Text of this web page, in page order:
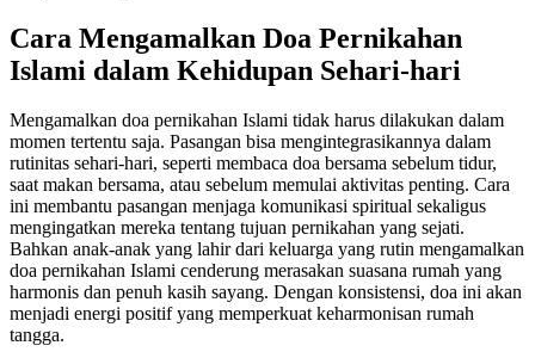
Cara Mengamalkan Doa Pernikahan
Islami dalam Kehidupan Sehari-hari
Mengamalkan doa pernikahan Islami tidak harus dilakukan dalam
momen tertentu saja. Pasangan bisa mengintegrasikannya dalam
rutinitas sehari-hari, seperti membaca doa bersama sebelum tidur,
saat makan bersama, atau sebelum memulai aktivitas penting. Cara
ini membantu pasangan menjaga komunikasi spiritual sekaligus
mengingatkan mereka tentang tujuan pernikahan yang sejati.
Bahkan anak-anak yang lahir dari keluarga yang rutin mengamalkan
doa pernikahan Islami cenderung merasakan suasana rumah yang
harmonis dan penuh kasih sayang. Dengan konsistensi, doa ini akan
menjadi energi positif yang memperkuat keharmonisan rumah
tangga.